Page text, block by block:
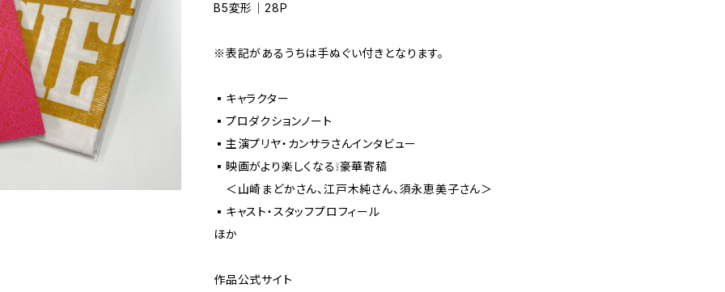
B5変形｜28P
※表記があるうちは手ぬぐい付きとなります。
▪️キャラクター
▪️プロダクションノート
▪️主演プリヤ・カンサラさんインタビュー
▪️映画がより楽しくなる❕豪華寄稿
＜山崎まどかさん、江戸木純さん、須永恵美子さん＞
▪️キャスト・スタッフプロフィール
ほか
作品公式サイト